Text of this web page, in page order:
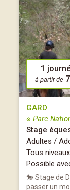
1
à partir de
GARD
※ Parc
Stage
Adultes /
Tous niveaux
Possible
🐎 Stage de
passer un